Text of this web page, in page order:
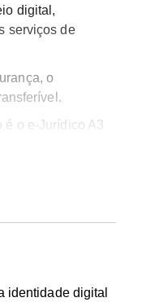
digital,
serviços de
o
é o e-Jurídico A3
armazenado em
com smart card, é
identidade digital